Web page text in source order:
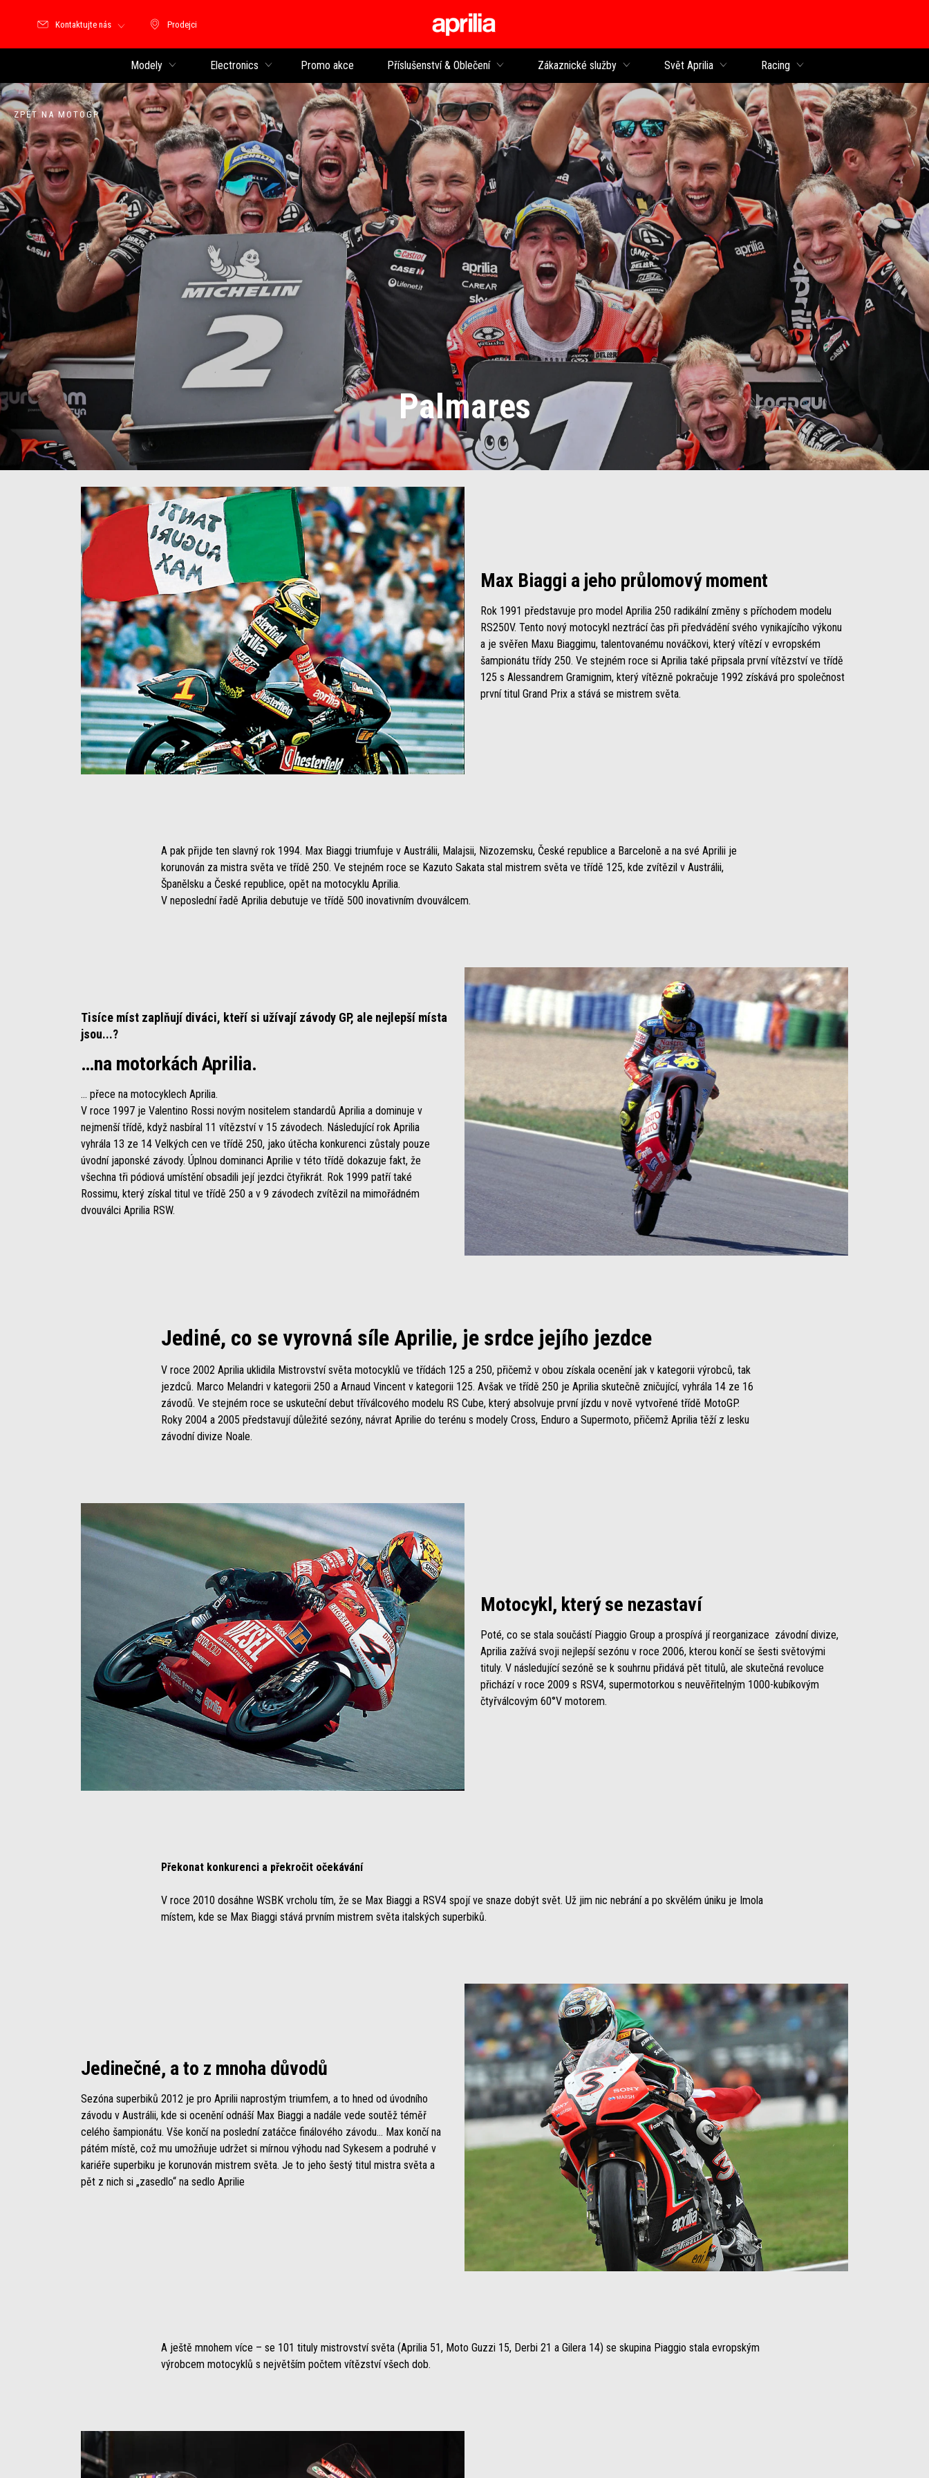
Prodejci
Prodejci
Kontaktujte nás
Modely Electronics Promo akce Příslušenství & Oblečení Zákaznické služby Svět Aprilia Racing
ZPĚT NA MOTOGP
Palmares
Max Biaggi a jeho průlomový moment
Rok 1991 představuje pro model Aprilia 250 radikální změny s příchodem modelu
RS250V. Tento nový motocykl neztrácí čas při předvádění svého vynikajícího výkonu
a je svěřen Maxu Biaggimu, talentovanému nováčkovi, který vítězí v evropském
šampionátu třídy 250. Ve stejném roce si Aprilia také připsala první vítězství ve třídě
125 s Alessandrem Gramignim, který vítězně pokračuje 1992 získává pro společnost
první titul Grand Prix a stává se mistrem světa.
A pak přijde ten slavný rok 1994. Max Biaggi triumfuje v Austrálii, Malajsii, Nizozemsku, České republice a Barceloně a na své Aprilii je
korunován za mistra světa ve třídě 250. Ve stejném roce se Kazuto Sakata stal mistrem světa ve třídě 125, kde zvítězil v Austrálii,
Španělsku a České republice, opět na motocyklu Aprilia.
V neposlední řadě Aprilia debutuje ve třídě 500 inovativním dvouválcem.
Tisíce míst zaplňují diváci, kteří si užívají závody GP, ale nejlepší místa
jsou...?
…na motorkách Aprilia.
... přece na motocyklech Aprilia.
V roce 1997 je Valentino Rossi novým nositelem standardů Aprilia a dominuje v
nejmenší třídě, když nasbíral 11 vítězství v 15 závodech. Následující rok Aprilia
vyhrála 13 ze 14 Velkých cen ve třídě 250, jako útěcha konkurenci zůstaly pouze
úvodní japonské závody. Úplnou dominanci Aprilie v této třídě dokazuje fakt, že
všechna tři pódiová umístění obsadili její jezdci čtyřikrát. Rok 1999 patří také
Rossimu, který získal titul ve třídě 250 a v 9 závodech zvítězil na mimořádném
dvouválci Aprilia RSW.
Jediné, co se vyrovná síle Aprilie, je srdce jejího jezdce
V roce 2002 Aprilia uklidila Mistrovství světa motocyklů ve třídách 125 a 250, přičemž v obou získala ocenění jak v kategorii výrobců, tak
jezdců. Marco Melandri v kategorii 250 a Arnaud Vincent v kategorii 125. Avšak ve třídě 250 je Aprilia skutečně zničující, vyhrála 14 ze 16
závodů. Ve stejném roce se uskuteční debut tříválcového modelu RS Cube, který absolvuje první jízdu v nově vytvořené třídě MotoGP.
Roky 2004 a 2005 představují důležité sezóny, návrat Aprilie do terénu s modely Cross, Enduro a Supermoto, přičemž Aprilia těží z lesku
závodní divize Noale.
Motocykl, který se nezastaví
Poté, co se stala součástí Piaggio Group a prospívá jí reorganizace závodní divize,
Aprilia zažívá svoji nejlepší sezónu v roce 2006, kterou končí se šesti světovými
tituly. V následující sezóně se k souhrnu přidává pět titulů, ale skutečná revoluce
přichází v roce 2009 s RSV4, supermotorkou s neuvěřitelným 1000-kubíkovým
čtyřválcovým 60°V motorem.
Překonat konkurenci a překročit očekávání
V roce 2010 dosáhne WSBK vrcholu tím, že se Max Biaggi a RSV4 spojí ve snaze dobýt svět. Už jim nic nebrání a po skvělém úniku je Imola
místem, kde se Max Biaggi stává prvním mistrem světa italských superbiků.
Jedinečné, a to z mnoha důvodů
Sezóna superbiků 2012 je pro Aprilii naprostým triumfem, a to hned od úvodního
závodu v Austrálii, kde si ocenění odnáší Max Biaggi a nadále vede soutěž téměř
celého šampionátu. Vše končí na poslední zatáčce finálového závodu... Max končí na
pátém místě, což mu umožňuje udržet si mírnou výhodu nad Sykesem a podruhé v
kariéře superbiku je korunován mistrem světa. Je to jeho šestý titul mistra světa a
pět z nich si „zasedlo“ na sedlo Aprilie
A ještě mnohem více – se 101 tituly mistrovství světa (Aprilia 51, Moto Guzzi 15, Derbi 21 a Gilera 14) se skupina Piaggio stala evropským
výrobcem motocyklů s největším počtem vítězství všech dob.